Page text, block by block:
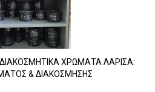
ΧΡΩΜΑΤΑ ΛΑΡΙΣΑ:
& ΔΙΑΚΟΣΜΗΣΗΣ